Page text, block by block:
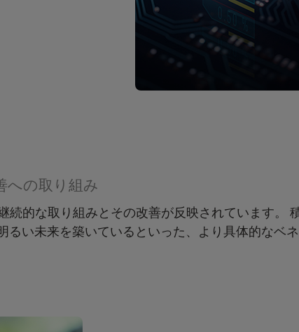
への取り組み
続的な取り組みとその改善が反映されています。
い未来を築いているといった、より具体的なベ